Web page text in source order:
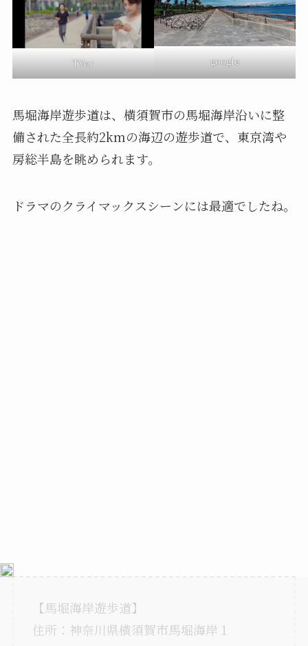
TVer google
馬堀海岸遊歩道は、横須賀市の馬堀海岸沿いに整
備された全長約2kmの海辺の遊歩道で、東京湾や
房総半島を眺められます。
ドラマのクライマックスシーンには最適でしたね。
【馬堀海岸遊歩道】
住所：神奈川県横須賀市馬堀海岸１